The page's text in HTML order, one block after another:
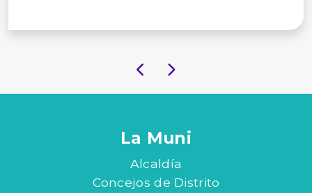
La Muni
Alcaldía
Concejos de Distrito